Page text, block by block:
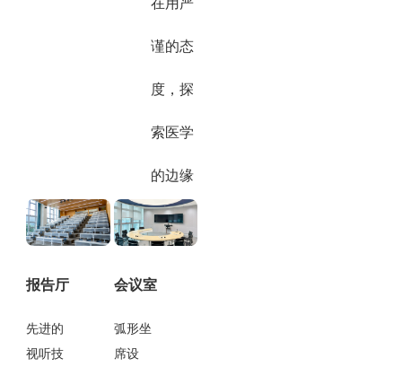
谨的态
度，探
索医学
的边缘
报告厅
先进的
视听技
会议室
弧形坐
席设